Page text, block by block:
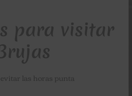
para visitar
las horas punta